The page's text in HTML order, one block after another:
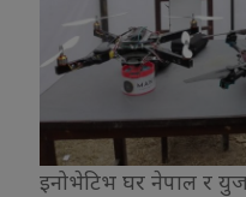
इनोभेटिभ घर नेपाल र